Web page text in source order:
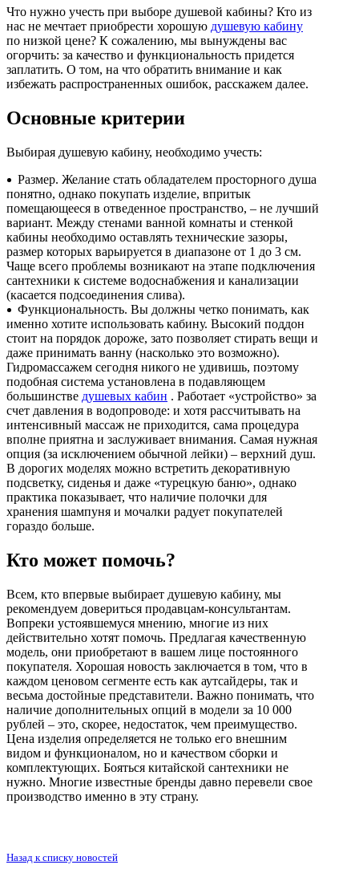
Что нужно учесть при выборе душевой кабины? Кто из
нас не мечтает приобрести хорошую душевую кабину
по низкой цене? К сожалению, мы вынуждены вас
огорчить: за качество и функциональность придется
заплатить. О том, на что обратить внимание и как
избежать распространенных ошибок, расскажем далее.
Основные критерии
Выбирая душевую кабину, необходимо учесть:
Размер. Желание стать обладателем просторного душа
понятно, однако покупать изделие, впритык
помещающееся в отведенное пространство, – не лучший
вариант. Между стенами ванной комнаты и стенкой
кабины необходимо оставлять технические зазоры,
размер которых варьируется в диапазоне от 1 до 3 см.
Чаще всего проблемы возникают на этапе подключения
сантехники к системе водоснабжения и канализации
(касается подсоединения слива).
Функциональность. Вы должны четко понимать, как
именно хотите использовать кабину. Высокий поддон
стоит на порядок дороже, зато позволяет стирать вещи и
даже принимать ванну (насколько это возможно).
Гидромассажем сегодня никого не удивишь, поэтому
подобная система установлена в подавляющем
большинстве душевых кабин . Работает «устройство» за
счет давления в водопроводе: и хотя рассчитывать на
интенсивный массаж не приходится, сама процедура
вполне приятна и заслуживает внимания. Самая нужная
опция (за исключением обычной лейки) – верхний душ.
В дорогих моделях можно встретить декоративную
подсветку, сиденья и даже «турецкую баню», однако
практика показывает, что наличие полочки для
хранения шампуня и мочалки радует покупателей
гораздо больше.
Кто может помочь?
Всем, кто впервые выбирает душевую кабину, мы
рекомендуем довериться продавцам-консультантам.
Вопреки устоявшемуся мнению, многие из них
действительно хотят помочь. Предлагая качественную
модель, они приобретают в вашем лице постоянного
покупателя. Хорошая новость заключается в том, что в
каждом ценовом сегменте есть как аутсайдеры, так и
весьма достойные представители. Важно понимать, что
наличие дополнительных опций в модели за 10 000
рублей – это, скорее, недостаток, чем преимущество.
Цена изделия определяется не только его внешним
видом и функционалом, но и качеством сборки и
комплектующих. Бояться китайской сантехники не
нужно. Многие известные бренды давно перевели свое
производство именно в эту страну.
Назад к списку новостей
Алюминиевые радиаторы отопления
Биметаллические радиаторы отопления
Развернуть(4)
Раковины в ванную комнату
Кронштейны для раковины
Раковины для ванной
Ревизионные люки
СЕРИЯ АРРЗ Аллюминиевый.выталкивающий
механизм(открытие нажатием). регулируемый
СЕРИЯ ЛН (скрытый)
СЕРИЯ ЛПК
Развернуть(1)
Сифоны и сливы
Гофрированные трубы для сифонов
Гофрированные трубы и манжеты для унитаза
Сифоны
Развернуть(2)
Смесители и комплектующие
Россинка-ТВК
Смесители для ванной комнаты
Смесители для кухни
Биде
Комплектующие для унитазов и инсталляциий
Писсуары
Развернуть(1)
Герметик. клей. пена
Изоляция для труб
Инструмент
Прокладки (Фум. лен. нить) и комплектующие